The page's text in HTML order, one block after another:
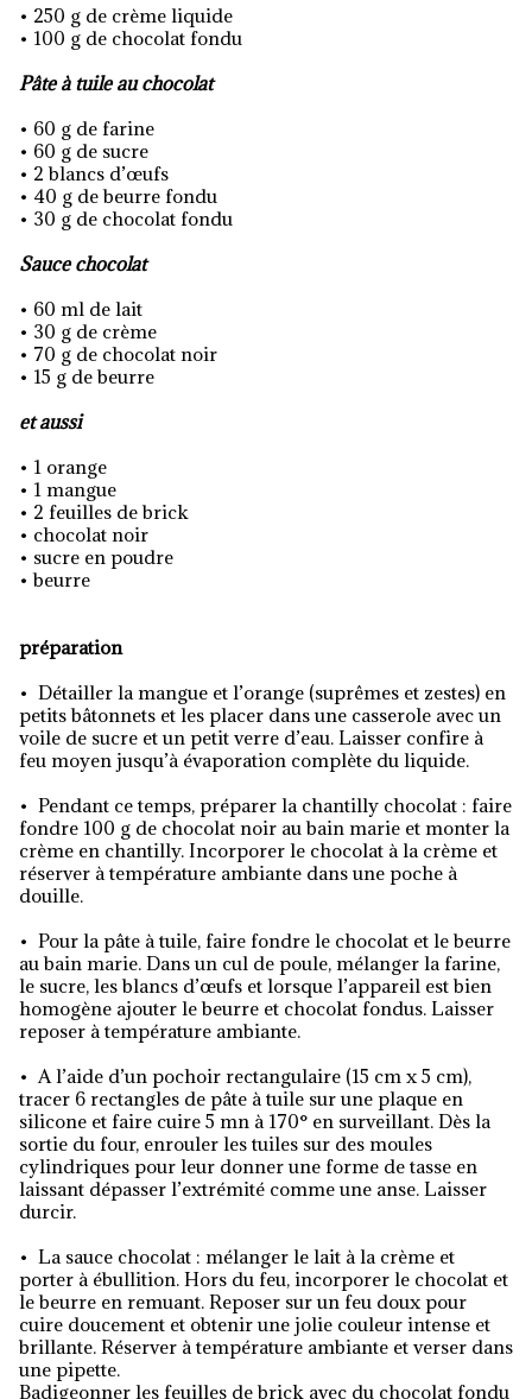
• 250 g de crème liquide
• 100 g de chocolat fondu
Pâte à tuile au chocolat
• 60 g de farine
• 60 g de sucre
• 2 blancs d’œufs
• 40 g de beurre fondu
• 30 g de chocolat fondu
Sauce chocolat
• 60 ml de lait
• 30 g de crème
• 70 g de chocolat noir
• 15 g de beurre
et aussi
• 1 orange
• 1 mangue
• 2 feuilles de brick
• chocolat noir
• sucre en poudre
• beurre
préparation
• Détailler la mangue et l’orange (suprêmes et zestes) en
petits bâtonnets et les placer dans une casserole avec un
voile de sucre et un petit verre d’eau. Laisser confire à
feu moyen jusqu’à évaporation complète du liquide.
• Pendant ce temps, préparer la chantilly chocolat : faire
fondre 100 g de chocolat noir au bain marie et monter la
crème en chantilly. Incorporer le chocolat à la crème et
réserver à température ambiante dans une poche à
douille.
• Pour la pâte à tuile, faire fondre le chocolat et le beurre
au bain marie. Dans un cul de poule, mélanger la farine,
le sucre, les blancs d’œufs et lorsque l’appareil est bien
homogène ajouter le beurre et chocolat fondus. Laisser
reposer à température ambiante.
• A l’aide d’un pochoir rectangulaire (15 cm x 5 cm),
tracer 6 rectangles de pâte à tuile sur une plaque en
silicone et faire cuire 5 mn à 170° en surveillant. Dès la
sortie du four, enrouler les tuiles sur des moules
cylindriques pour leur donner une forme de tasse en
laissant dépasser l’extrémité comme une anse. Laisser
durcir.
• La sauce chocolat : mélanger le lait à la crème et
porter à ébullition. Hors du feu, incorporer le chocolat et
le beurre en remuant. Reposer sur un feu doux pour
cuire doucement et obtenir une jolie couleur intense et
brillante. Réserver à température ambiante et verser dans
une pipette.
Badigeonner les feuilles de brick avec du chocolat fondu